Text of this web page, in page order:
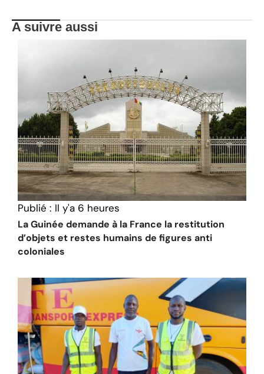
A suivre aussi
Publié : Il y'a 6 heures
La Guinée demande à la France la restitution
d’objets et restes humains de figures anti
coloniales